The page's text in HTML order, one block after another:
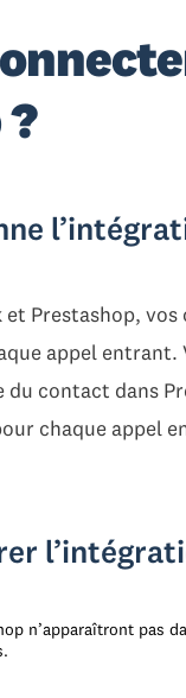
Prestashop,
appel
contact dans
chaque appel
n’apparaîtront pas